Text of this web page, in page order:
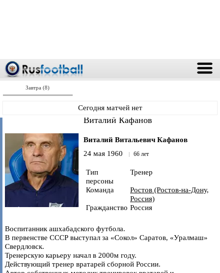
Завтра (8)
Сегодня матчей нет
Виталий Кафанов
Виталий Витальевич Кафанов
24 мая 1960
66 лет
Тип
персоны
Тренер
Команда
Ростов (Ростов-на-Дону,
Россия)
Гражданство Россия
Воспитанник ашхабадского футбола.
В первенстве СССР выступал за «Сокол» Саратов, «Уралмаш»
Свердловск.
Тренерскую карьеру начал в 2000м году.
Действующий тренер вратарей сборной России.